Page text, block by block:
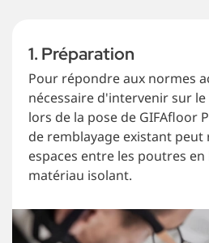
1. Préparation
Pour répondre aux normes
nécessaire d'intervenir sur
lors de la pose de GIFAfloor
de remblayage existant peut
espaces entre les poutres
matériau isolant.